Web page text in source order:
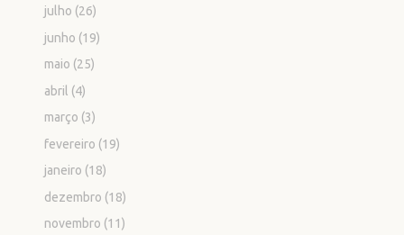
julho (26)
junho (19)
maio (25)
abril (4)
março (3)
fevereiro (19)
janeiro (18)
dezembro (18)
novembro (11)